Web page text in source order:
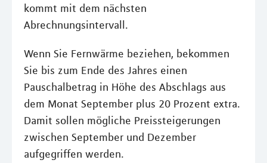
kommt mit dem nächsten
Abrechnungsintervall.
Wenn Sie Fernwärme beziehen, bekommen
Sie bis zum Ende des Jahres einen
Pauschalbetrag in Höhe des Abschlags aus
dem Monat September plus 20 Prozent extra.
Damit sollen mögliche Preissteigerungen
zwischen September und Dezember
aufgegriffen werden.